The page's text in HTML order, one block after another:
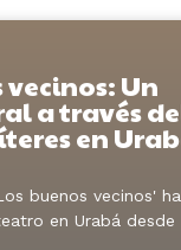
vecinos: Un
a través
en
buenos vecinos' ha
en Urabá desde